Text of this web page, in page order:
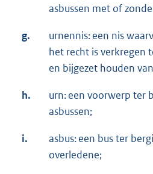
asbussen met of
g.
urnennis: een nis
het recht is verkregen
en bijgezet houden
h.
urn: een voorwerp ter
asbussen;
i.
asbus: een bus ter
overledene;